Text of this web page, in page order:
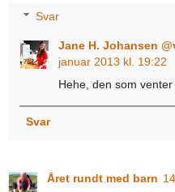
Svar
Jane H. Johansen
januar 2013 kl. 19:22
Hehe, den som
Svar
Året rundt med barn